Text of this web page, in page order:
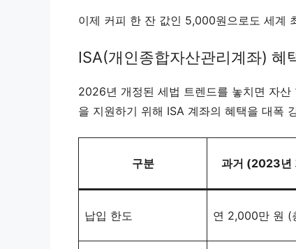
이제 커피 한 잔 값인 5,000원으로도 세계
ISA(개인종합자산관리계좌) 혜
2026년 개정된 세법 트렌드를 놓치면 자
을 지원하기 위해 ISA 계좌의 혜택을 대폭
구분 과거 (2023년
납입 한도 연 2,000만 원 (